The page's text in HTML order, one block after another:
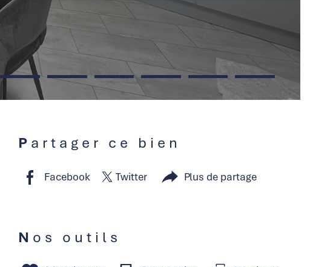
Partager ce bien
Facebook Twitter Plus de partage
Nos outils